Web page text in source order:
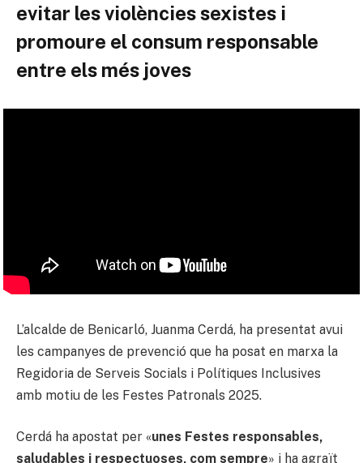
evitar les violències sexistes i
promoure el consum responsable
entre els més joves
L’alcalde de Benicarló, Juanma Cerdá, ha presentat avui
les campanyes de prevenció que ha posat en marxa la
Regidoria de Serveis Socials i Polítiques Inclusives
amb motiu de les Festes Patronals 2025.
Cerdá ha apostat per «unes Festes responsables,
saludables i respectuoses, com sempre» i ha agraït